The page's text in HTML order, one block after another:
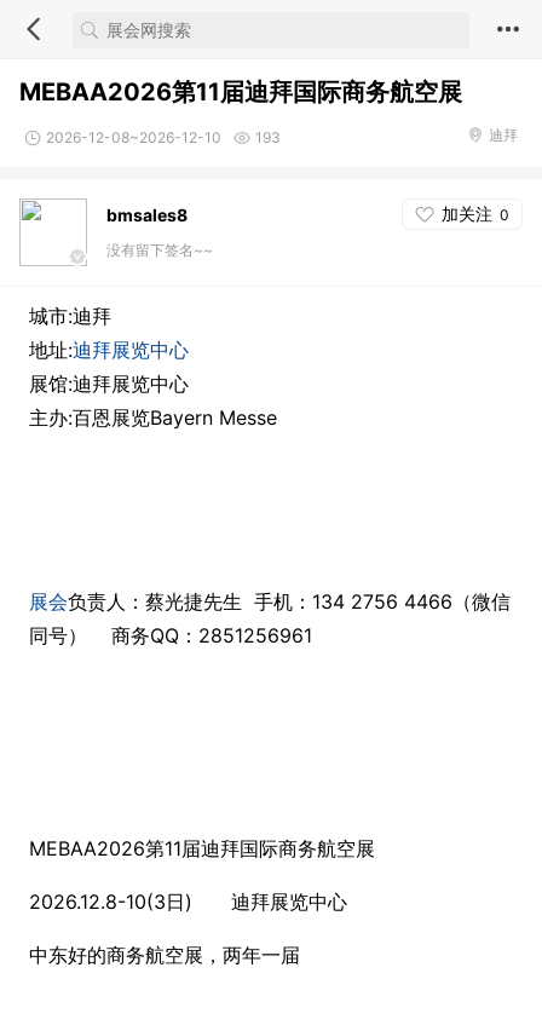
MEBAA2026第11届迪拜国际商务航空展
2026-12-08~2026-12-10 193 迪拜
bmsales8 加关注 0
没有留下签名~~
城市:迪拜
地址:迪拜展览中心
展馆:迪拜展览中心
主办:百恩展览Bayern Messe
展会负责人：蔡光捷先生 手机：134 2756 4466（微信
同号） 商务QQ：2851256961
MEBAA2026第11届迪拜国际商务航空展
2026.12.8-10(3日) 迪拜展览中心
中东好的商务航空展，两年一届